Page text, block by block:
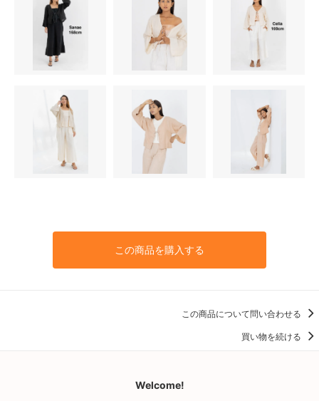
この商品を購入する
この商品について問い合わせる
買い物を続ける
Welcome!